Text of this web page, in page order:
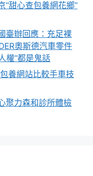
“甜心查包養網花鄉”
臺辦回應：充足裸
奧斯德汽車零件
權”都是鬼話
養網站比較手車技
聚力森和診所體檢